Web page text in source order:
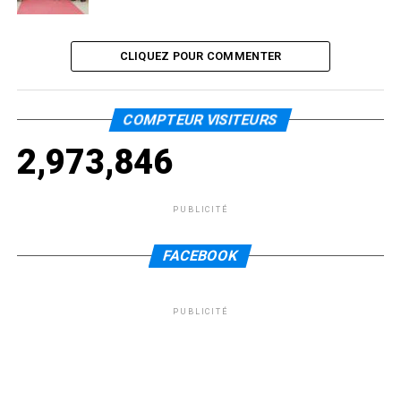
CLIQUEZ POUR COMMENTER
COMPTEUR VISITEURS
2,973,846
PUBLICITÉ
FACEBOOK
PUBLICITÉ